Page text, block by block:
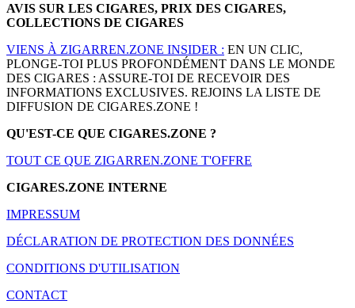
AVIS SUR LES CIGARES, PRIX DES CIGARES,
COLLECTIONS DE CIGARES
VIENS À ZIGARREN.ZONE INSIDER : EN UN CLIC,
PLONGE-TOI PLUS PROFONDÉMENT DANS LE MONDE
DES CIGARES : ASSURE-TOI DE RECEVOIR DES
INFORMATIONS EXCLUSIVES. REJOINS LA LISTE DE
DIFFUSION DE CIGARES.ZONE !
QU'EST-CE QUE CIGARES.ZONE ?
TOUT CE QUE ZIGARREN.ZONE T'OFFRE
CIGARES.ZONE INTERNE
IMPRESSUM
DÉCLARATION DE PROTECTION DES DONNÉES
CONDITIONS D'UTILISATION
CONTACT